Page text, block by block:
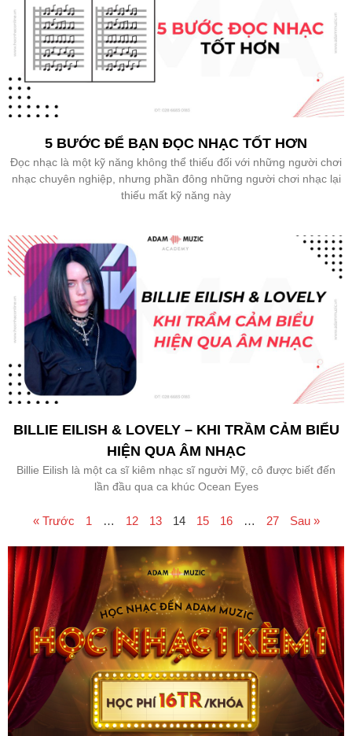
5 BƯỚC ĐỂ BẠN ĐỌC NHẠC TỐT HƠN
Đọc nhạc là một kỹ năng không thể thiếu đối với những người chơi
nhạc chuyên nghiệp, nhưng phần đông những người chơi nhạc lại
thiếu mất kỹ năng này
BILLIE EILISH & LOVELY – KHI TRẦM CẢM BIỂU
HIỆN QUA ÂM NHẠC
Billie Eilish là một ca sĩ kiêm nhạc sĩ người Mỹ, cô được biết đến
lần đầu qua ca khúc Ocean Eyes
« Trước 1 … 12 13 14 15 16 … 27 Sau »